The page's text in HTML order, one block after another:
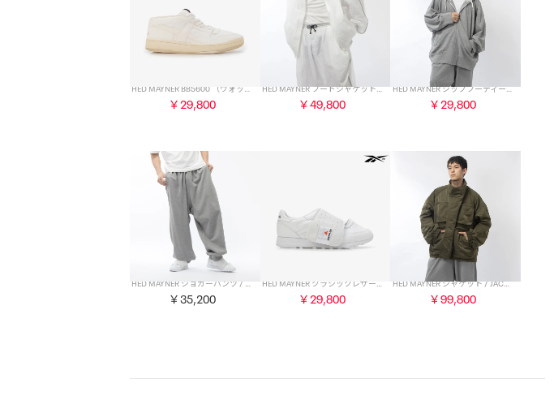
￥29,800
HED MAYNER フードジャケット / HOODED JACKET （ホワイト）
￥49,800
HED MAYNER ジップフーディー / ZIPPED HOODIE （グレー）
￥29,800
￥35,200 ￥29,800
HED MAYNER ジャケット / JACKET （アーミーグリーン）
￥99,800